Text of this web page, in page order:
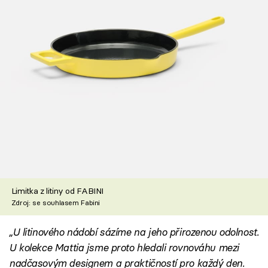
Limitka z litiny od FABINI
Zdroj: se souhlasem Fabini
„U litinového nádobí sázíme na jeho přirozenou odolnost.
U kolekce Mattia jsme proto hledali rovnováhu mezi
nadčasovým designem a praktičností pro každý den.